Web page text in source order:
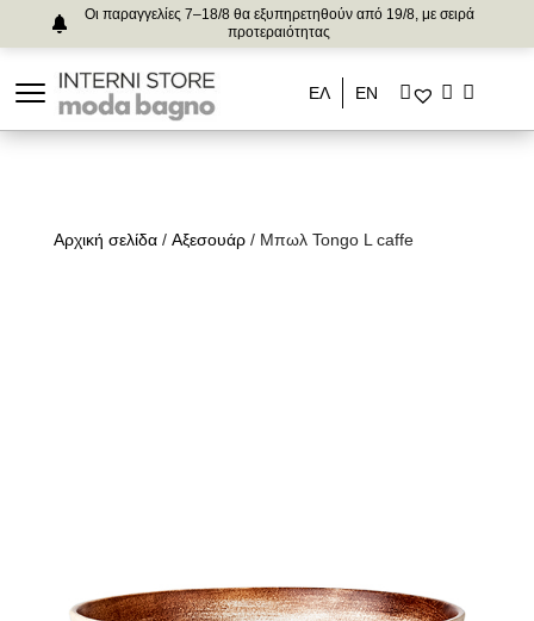
Οι παραγγελίες 7–18/8 θα εξυπηρετηθούν από 19/8, με σειρά
προτεραιότητας
ΕΛ ΕΝ
Αρχική σελίδα/ Αξεσουάρ/ Μπωλ Tongo L caffe